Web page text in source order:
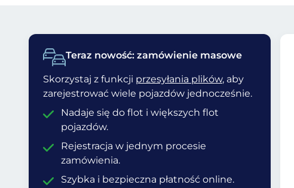
Teraz nowość: zamówienie masowe
Skorzystaj z funkcji przesyłania plików, aby
zarejestrować wiele pojazdów jednocześnie.
Nadaje się do flot i większych flot
pojazdów.
Rejestracja w jednym procesie
zamówienia.
Szybka i bezpieczna płatność online.